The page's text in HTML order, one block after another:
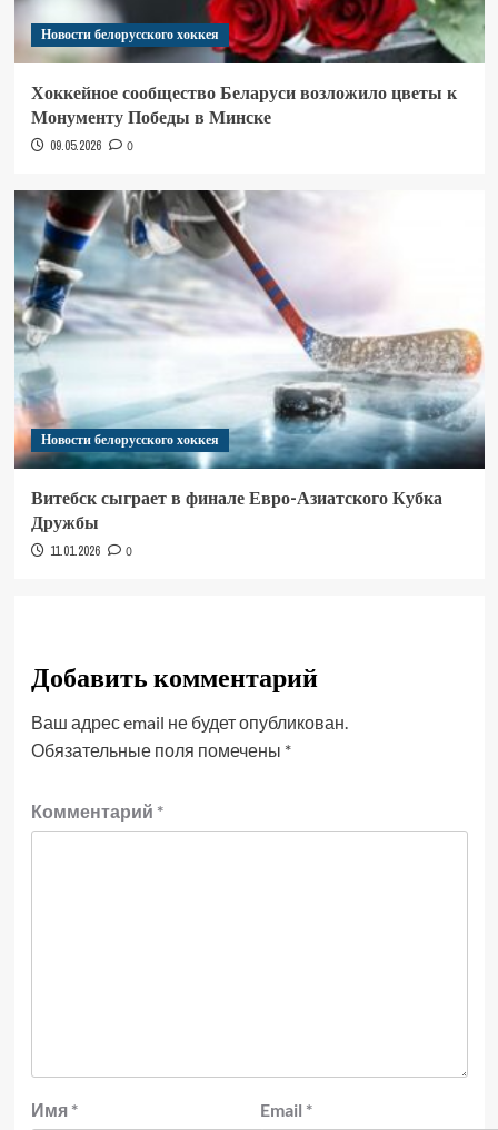
Новости белорусского хоккея
Хоккейное сообщество Беларуси возложило цветы к
Монументу Победы в Минске
09.05.2026 0
Новости белорусского хоккея
Витебск сыграет в финале Евро-Азиатского Кубка
Дружбы
11.01.2026 0
Добавить комментарий
Ваш адрес email не будет опубликован.
Обязательные поля помечены *
Комментарий *
Имя * Email *